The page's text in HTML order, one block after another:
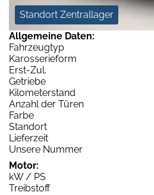
Standort Zentrallager
Allgemeine Daten:
Fahrzeugtyp
Karosserieform
Erst-Zul.
Getriebe
Kilometerstand
Anzahl der Türen
Farbe
Standort
Lieferzeit
Unsere Nummer
Motor:
kW / PS
Treibstoff